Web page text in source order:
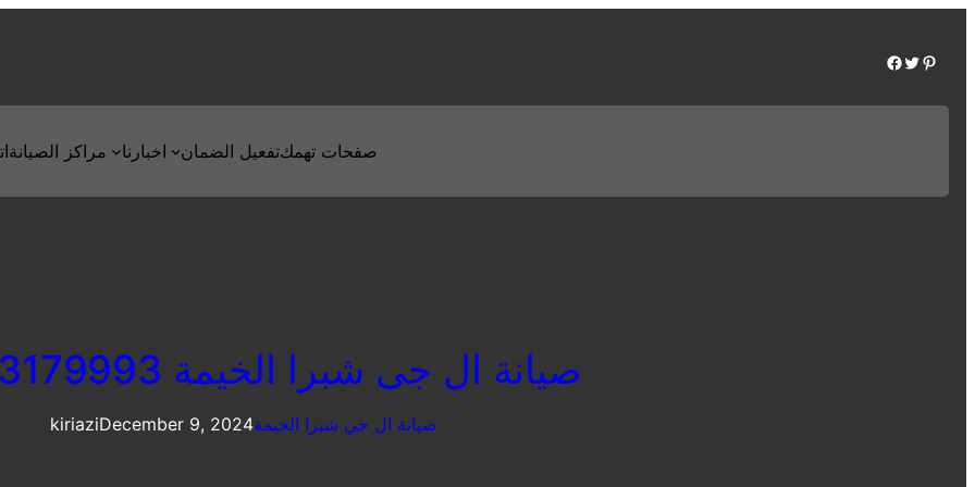
Facebook Twitter Pinterest
مراكز الصيانة اخبارنا تفعيل الضمانصفحات تهمك
صيانة ال جى شبرا الخيمة 01223179993
kiriaziDecember 9, 2024صيانة ال جي شبرا الخيمة